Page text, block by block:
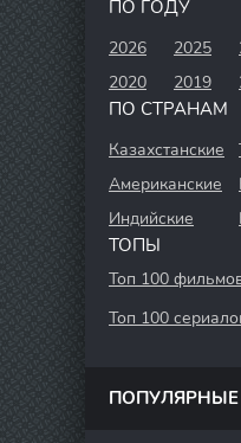
ПО ГОДУ
2026 2025
2020
2019
ПО СТРАНАМ
Казахстанские
Американские
Индийские
ТОПЫ
Топ 100
Топ 100
ПОПУЛЯРНЫЕ